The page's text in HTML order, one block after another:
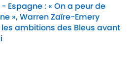
Espagne : « On a peur de
», Warren Zaïre-Emery
ambitions des Bleus avant
by on Invalid Date